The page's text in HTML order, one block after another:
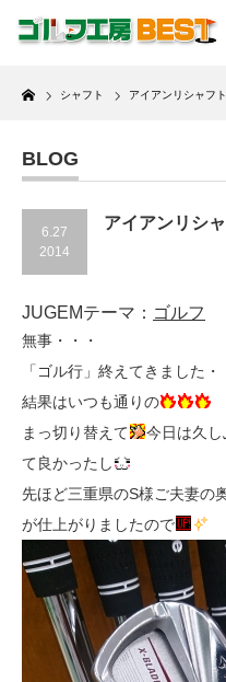
Home
シャフト アイアンリシャフト
BLOG
6.27
2014
アイアンリシ
JUGEMテーマ： ゴルフ
無事・・・
「ゴル行」終えてきました・
結果はいつも通りの
まっ切り替えて
今日は久し
て良かったし
先ほど三重県のS様ご夫妻の
が仕上がりましたので